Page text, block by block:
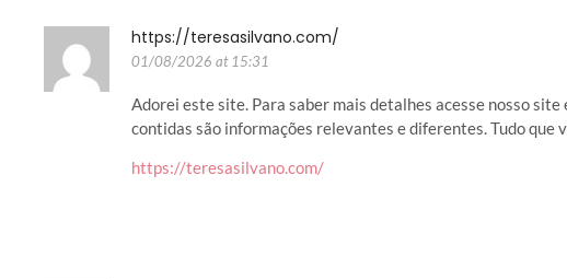
https://teresasilvano.com/
01/08/2026 at 15:31
Adorei este site. Para saber mais detalhes acesse nosso site
contidas são informações relevantes e diferentes. Tudo que
https://teresasilvano.com/